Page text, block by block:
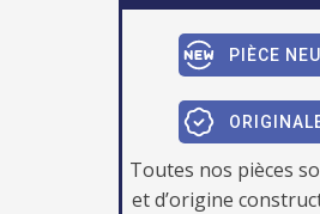
PIÈCE
Toutes nos pièces
et d’origine